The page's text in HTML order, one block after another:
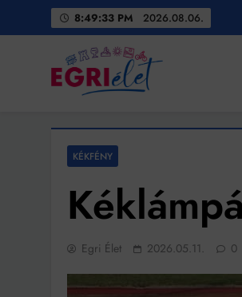
8:49:35 PM 2026.08.06.
Egri Élet
KÉKFÉNY
Egri Élet 2026.05.11. 0